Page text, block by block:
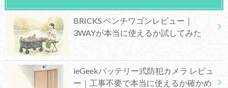
BRICKS ベンチワゴンレビュー｜
3WAYが本当に使えるか試してみた
ieGeekバッテリー式防犯カメラ レビュ
ー｜工事不要で本当に使えるか確かめ